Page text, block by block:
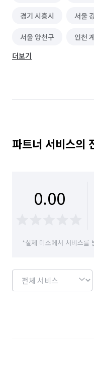
경기 시흥시 서울
서울 양천구 인천
인천 부평구
더보기
파트너 서비스의
0.00
*실제 미소에서 서비스를